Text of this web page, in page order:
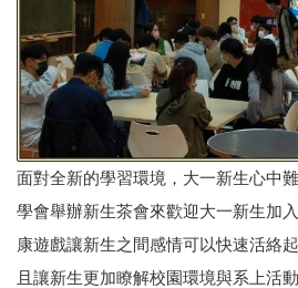
面對全新的學習環境，大一新生心中
學會舉辦新生茶會來歡迎大一新生加
康遊戲讓新生之間感情可以快速活絡
且讓新生更加瞭解校園環境與系上活